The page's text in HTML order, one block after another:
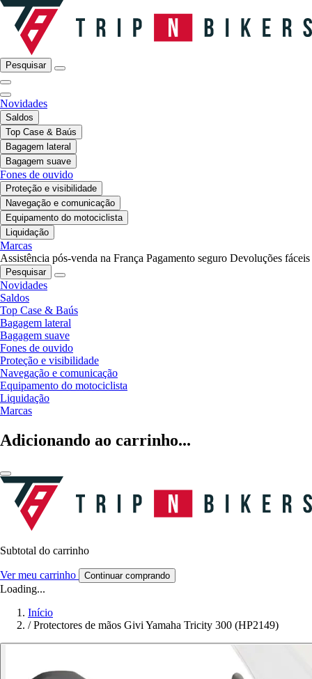
Pesquisar
Novidades
Saldos
Top Case & Baús
Bagagem lateral
Bagagem suave
Fones de ouvido
Proteção e visibilidade
Navegação e comunicação
Equipamento do motociclista
Liquidação
Marcas
Assistência pós-venda na França Pagamento seguro Devoluções fáceis
Pesquisar
Novidades
Saldos
Top Case & Baús
Bagagem lateral
Bagagem suave
Fones de ouvido
Proteção e visibilidade
Navegação e comunicação
Equipamento do motociclista
Liquidação
Marcas
Adicionando ao carrinho...
Subtotal do carrinho
Ver meu carrinho Continuar comprando
Loading...
Início
/ Protectores de mãos Givi Yamaha Tricity 300 (HP2149)